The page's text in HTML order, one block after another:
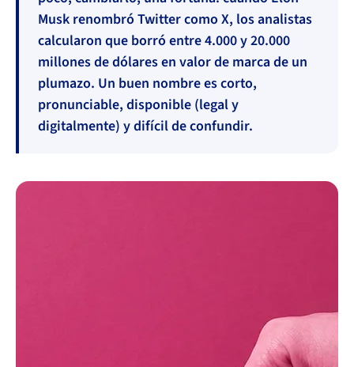
Musk renombró Twitter como X, los analistas
calcularon que borró entre 4.000 y 20.000
millones de dólares en valor de marca de un
plumazo. Un buen nombre es corto,
pronunciable, disponible (legal y
digitalmente) y difícil de confundir.